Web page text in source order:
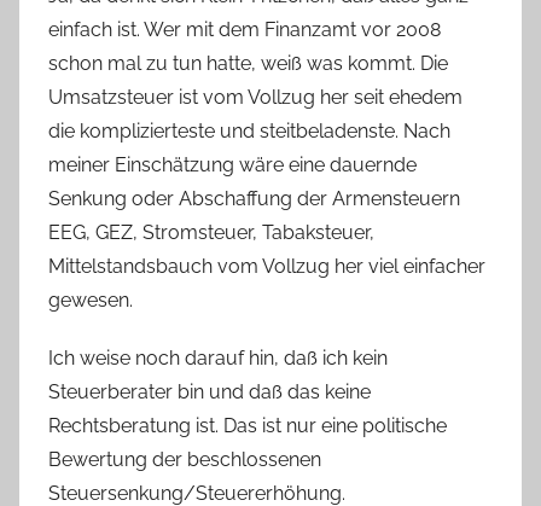
einfach ist. Wer mit dem Finanzamt vor 2008
schon mal zu tun hatte, weiß was kommt. Die
Umsatzsteuer ist vom Vollzug her seit ehedem
die komplizierteste und steitbeladenste. Nach
meiner Einschätzung wäre eine dauernde
Senkung oder Abschaffung der Armensteuern
EEG, GEZ, Stromsteuer, Tabaksteuer,
Mittelstandsbauch vom Vollzug her viel einfacher
gewesen.
Ich weise noch darauf hin, daß ich kein
Steuerberater bin und daß das keine
Rechtsberatung ist. Das ist nur eine politische
Bewertung der beschlossenen
Steuersenkung/Steuererhöhung.